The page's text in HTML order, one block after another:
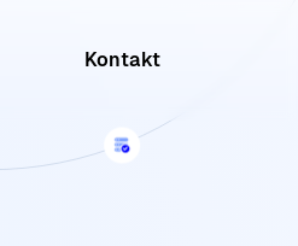
Kontakt